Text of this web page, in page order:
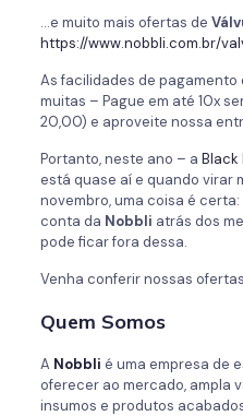
…e muito mais ofertas de
https://www.nobbli.com.br/
As facilidades de pagamento
muitas – Pague em até 10x
20,00) e aproveite nossa
Portanto, neste ano – a Black
está quase aí e quando virar
novembro, uma coisa é
conta da Nobbli atrás dos
pode ficar fora dessa.
Venha conferir nossas
Quem Somos
A Nobbli é uma empresa de
oferecer ao mercado, ampla
insumos e produtos